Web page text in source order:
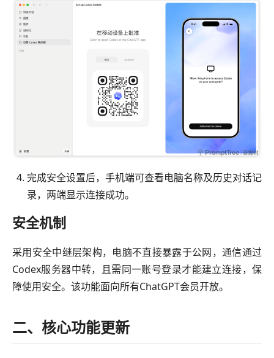
完成安全设置后，手机端可查看电脑名称及历史对话记
录，两端显示连接成功。
安全机制
采用安全中继层架构，电脑不直接暴露于公网，通信通过
Codex服务器中转，且需同一账号登录才能建立连接，保
障使用安全。该功能面向所有ChatGPT会员开放。
二、核心功能更新